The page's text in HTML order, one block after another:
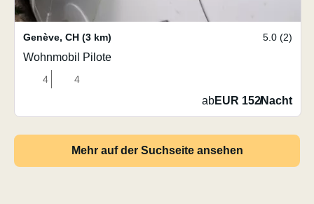
Genève, CH (3 km) 5.0 (2)
Wohnmobil Pilote
4 4
abEUR 152/Nacht
Mehr auf der Suchseite ansehen